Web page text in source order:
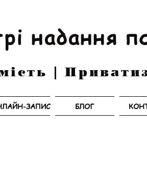
надання
|
ЗАПИС БЛОГ